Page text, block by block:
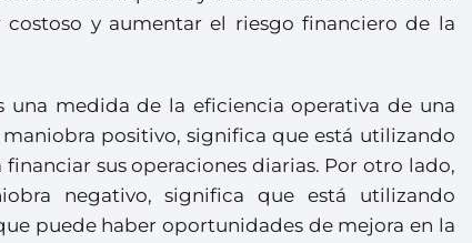
y aumentar el riesgo financiero de la
medida de la eficiencia operativa de una
positivo, significa que está utilizando
sus operaciones diarias. Por otro lado,
negativo, significa que está utilizando
puede haber oportunidades de mejora en la